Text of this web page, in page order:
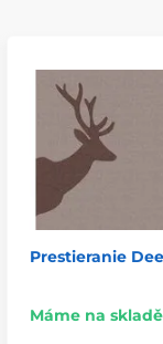
Prestieranie
Máme na skladě